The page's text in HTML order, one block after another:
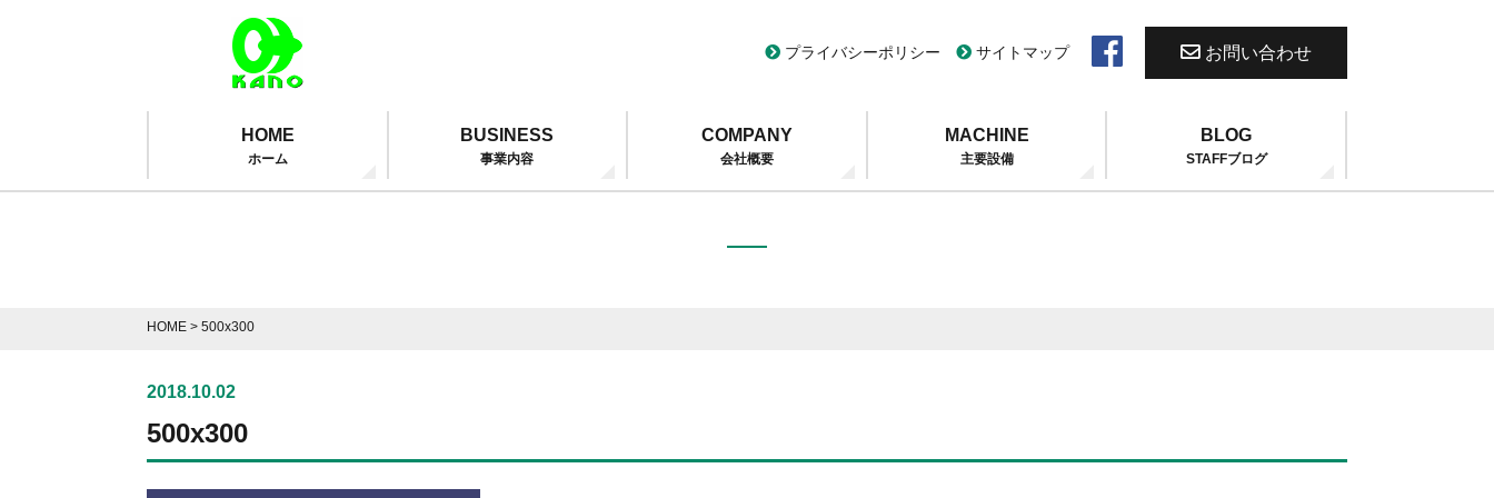
プライバシーポリシー サイトマップ お問い合わせ
HOME
ホーム
BUSINESS
事業内容
COMPANY
会社概要
MACHINE
主要設備
BLOG
STAFFブログ
HOME > 500x300
2018.10.02
500x300